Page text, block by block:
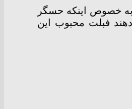
ناامید شدند، به خصوص اینکه حسگر
فبلت محبوب این